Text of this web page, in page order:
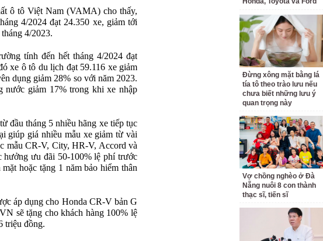
ô tô Việt Nam (VAMA) cho thấy,
4/2024 đạt 24.350 xe, giảm tới
4/2023.
tính đến hết tháng 4/2024 đạt
xe ô tô du lịch đạt 59.116 xe giảm
dụng giảm 28% so với năm 2023.
nước giảm 17% trong khi xe nhập
đầu tháng 5 nhiều hãng xe tiếp tục
giúp giá nhiều mẫu xe giảm từ vài
mẫu CR-V, City, HR-V, Accord và
ưu đãi 50-100% lệ phí trước
hoặc tặng 1 năm bảo hiểm thân
áp dụng cho Honda CR-V bản G
sẽ tặng cho khách hàng 100% lệ
triệu đồng.
Đừng xông mặt bằng lá
tía tô theo trào lưu nếu
chưa biết những lưu ý
quan trọng này
Vợ chồng nghèo ở Đà
Nẵng nuôi 8 con thành
thạc sĩ, tiến sĩ